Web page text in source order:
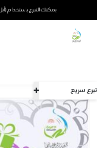
يمكنك التبرع باستخدام
تبرع سريع